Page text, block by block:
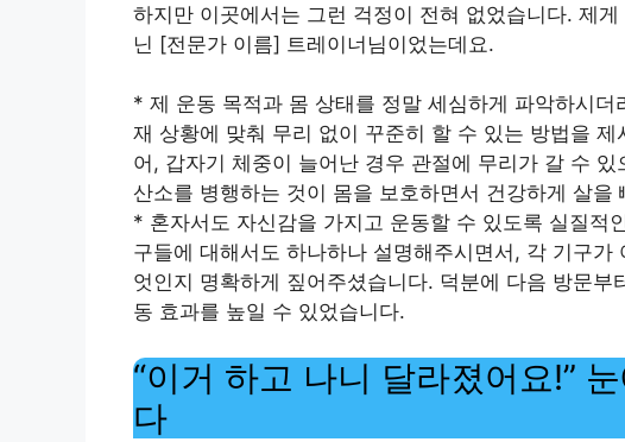
하지만 이곳에서는 그런 걱정이 전혀 없었습니다. 제
닌 [전문가 이름] 트레이너님이었는데요.
* 제 운동 목적과 몸 상태를 정말 세심하게 파악하시
재 상황에 맞춰 무리 없이 꾸준히 할 수 있는 방법을
어, 갑자기 체중이 늘어난 경우 관절에 무리가 갈 수
산소를 병행하는 것이 몸을 보호하면서 건강하게 살을
* 혼자서도 자신감을 가지고 운동할 수 있도록 실질적
구들에 대해서도 하나하나 설명해주시면서, 각 기구
엇인지 명확하게 짚어주셨습니다. 덕분에 다음 방문
동 효과를 높일 수 있었습니다.
“이거 하고 나니 달라졌어요!”
다